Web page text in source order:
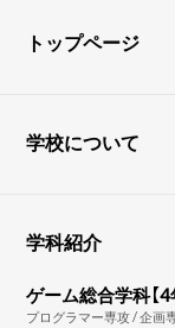
トップページ
学校について
学科紹介
ゲーム総合学科【4
プログラマー専攻 / 企画